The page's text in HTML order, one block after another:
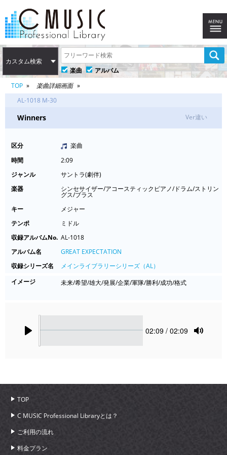
カスタム検索
楽曲
アルバム
TOP
楽曲詳細画面
AL-1018 M-30
Winners Ver違い
区分
楽曲
時間
2:09
ジャンル
サントラ(劇伴)
楽器
シンセサイザー/アコースティックピアノ/ドラム/ストリン
グス/ブラス
キー
メジャー
テンポ
ミドル
収録アルバムNo. AL-1018
アルバム名
GREAT EXPECTATION
収録シリーズ名
メインライブラリーシリーズ（AL）
イメージ
未来/希望/雄大/発展/企業/軍隊/勝利/成功/格式
Current
02:09 / 02:09
TOP
C MUSIC Professional Libraryとは？
ご利用の流れ
料金プラン